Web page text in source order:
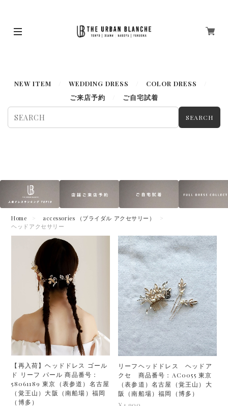
NEW ITEM WEDDING DRESS
COLOR DRESS
ご来店予約
ご自宅試着
SEARCH
Home
accessories （ブライダル アクセサリー）
ヘッドアクセサリー
【再入荷】ヘッドドレス ゴール
ド リーフ パール 商品番号：
58061189 東京（表参道）名古屋
（覚王山）大阪（南船場）福岡
（博多）
リーフヘッドドレス ヘッドア
クセ 商品番号：AC0055 東京
（表参道）名古屋（覚王山）大
阪（南船場）福岡（博多）
¥4,900